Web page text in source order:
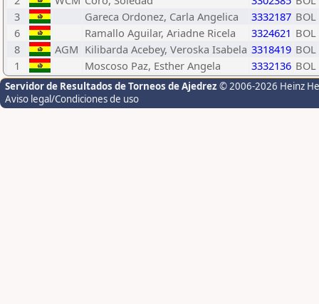
3
Gareca Ordonez, Carla Angelica 3332187 BOL
6
Ramallo Aguilar, Ariadne Ricela 3324621 BOL
8
AGM Kilibarda Acebey, Veroska Isabela 3318419 BOL
1
Moscoso Paz, Esther Angela 3332136 BOL
Servidor de Resultados de Torneos de Ajedrez © 2006-2026 Heinz
Aviso legal/Condiciones de uso